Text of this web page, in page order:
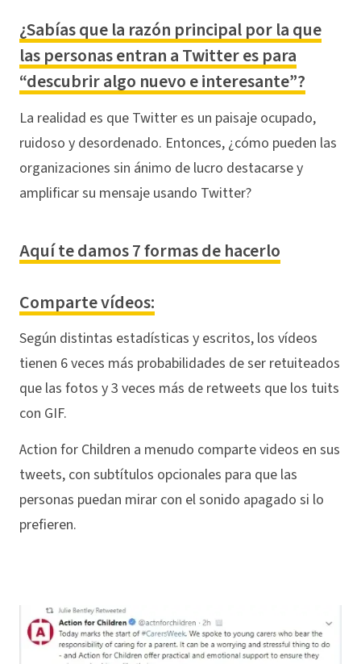
¿Sabías que la razón principal por la que
las personas entran a Twitter es para
“descubrir algo nuevo e interesante”?
La realidad es que Twitter es un paisaje ocupado,
ruidoso y desordenado. Entonces, ¿cómo pueden las
organizaciones sin ánimo de lucro destacarse y
amplificar su mensaje usando Twitter?
Aquí te damos 7 formas de hacerlo
Comparte vídeos:
Según distintas estadísticas y escritos, los vídeos
tienen 6 veces más probabilidades de ser retuiteados
que las fotos y 3 veces más de retweets que los tuits
con GIF.
Action for Children a menudo comparte videos en sus
tweets, con subtítulos opcionales para que las
personas puedan mirar con el sonido apagado si lo
prefieren.